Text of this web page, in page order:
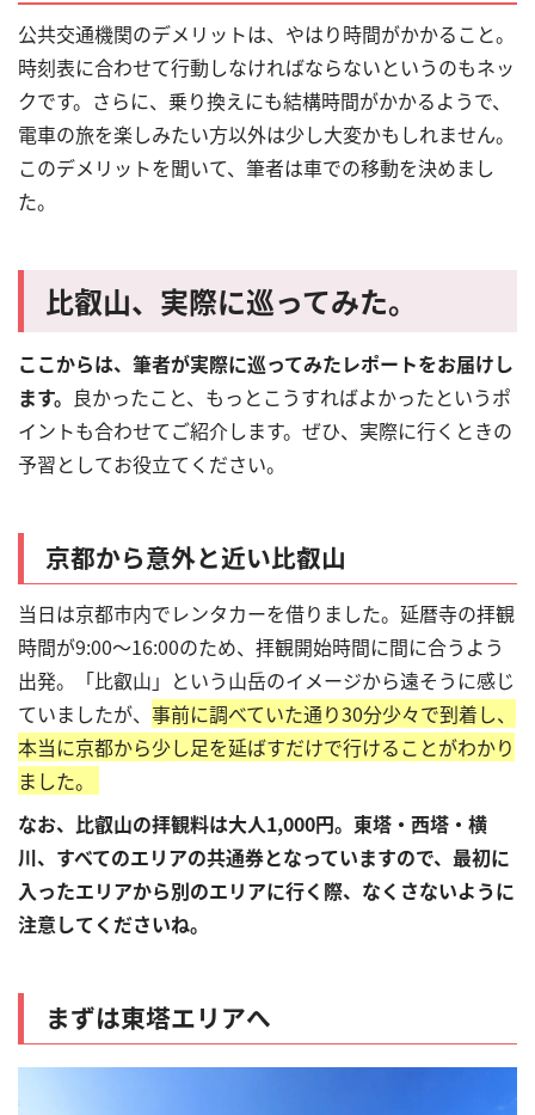
公共交通機関のデメリットは、やはり時間がかかること。
時刻表に合わせて行動しなければならないというのもネッ
クです。さらに、乗り換えにも結構時間がかかるようで、
電車の旅を楽しみたい方以外は少し大変かもしれません。
このデメリットを聞いて、筆者は車での移動を決めまし
た。
比叡山、実際に巡ってみた。
ここからは、筆者が実際に巡ってみたレポートをお届けし
ます。 良かったこと、もっとこうすればよかったというポ
イントも合わせてご紹介します。ぜひ、実際に行くときの
予習としてお役立てください。
京都から意外と近い比叡山
当日は京都市内でレンタカーを借りました。延暦寺の拝観
時間が9:00～16:00のため、拝観開始時間に間に合うよう
出発。「比叡山」という山岳のイメージから遠そうに感じ
ていましたが、 事前に調べていた通り30分少々で到着し、
本当に京都から少し足を延ばすだけで行けることがわかり
ました。
なお、比叡山の拝観料は大人1,000円。東塔・西塔・横
川、すべてのエリアの共通券となっていますので、最初に
入ったエリアから別のエリアに行く際、なくさないように
注意してくださいね。
まずは東塔エリアへ